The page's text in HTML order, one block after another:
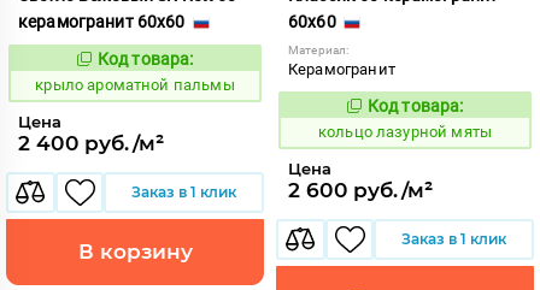
керамогранит 60x60
828442
Код товара:
крыло ароматной пальмы
Цена
2 400 руб./м²
Заказ в 1 клик
В корзину
60x60
Материал:
Керамогранит
739556
Код товара:
кольцо лазурной мяты
Цена
2 600 руб./м²
Заказ в 1 клик